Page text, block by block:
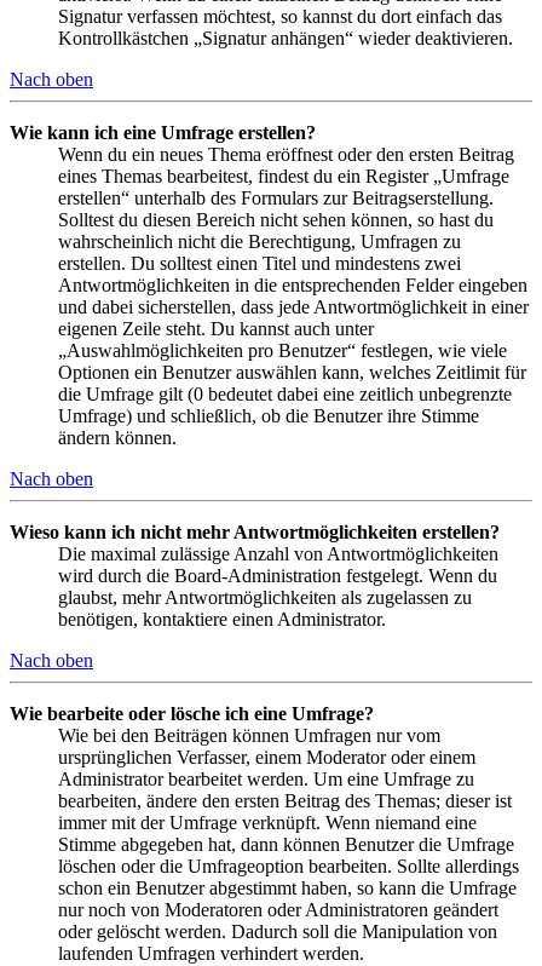
Signatur verfassen möchtest, so kannst du dort einfach das
Kontrollkästchen „Signatur anhängen“ wieder deaktivieren.
Nach oben
Wie kann ich eine Umfrage erstellen?
Wenn du ein neues Thema eröffnest oder den ersten Beitrag
eines Themas bearbeitest, findest du ein Register „Umfrage
erstellen“ unterhalb des Formulars zur Beitragserstellung.
Solltest du diesen Bereich nicht sehen können, so hast du
wahrscheinlich nicht die Berechtigung, Umfragen zu
erstellen. Du solltest einen Titel und mindestens zwei
Antwortmöglichkeiten in die entsprechenden Felder eingeben
und dabei sicherstellen, dass jede Antwortmöglichkeit in einer
eigenen Zeile steht. Du kannst auch unter
„Auswahlmöglichkeiten pro Benutzer“ festlegen, wie viele
Optionen ein Benutzer auswählen kann, welches Zeitlimit für
die Umfrage gilt (0 bedeutet dabei eine zeitlich unbegrenzte
Umfrage) und schließlich, ob die Benutzer ihre Stimme
ändern können.
Nach oben
Wieso kann ich nicht mehr Antwortmöglichkeiten erstellen?
Die maximal zulässige Anzahl von Antwortmöglichkeiten
wird durch die Board-Administration festgelegt. Wenn du
glaubst, mehr Antwortmöglichkeiten als zugelassen zu
benötigen, kontaktiere einen Administrator.
Nach oben
Wie bearbeite oder lösche ich eine Umfrage?
Wie bei den Beiträgen können Umfragen nur vom
ursprünglichen Verfasser, einem Moderator oder einem
Administrator bearbeitet werden. Um eine Umfrage zu
bearbeiten, ändere den ersten Beitrag des Themas; dieser ist
immer mit der Umfrage verknüpft. Wenn niemand eine
Stimme abgegeben hat, dann können Benutzer die Umfrage
löschen oder die Umfrageoption bearbeiten. Sollte allerdings
schon ein Benutzer abgestimmt haben, so kann die Umfrage
nur noch von Moderatoren oder Administratoren geändert
oder gelöscht werden. Dadurch soll die Manipulation von
laufenden Umfragen verhindert werden.